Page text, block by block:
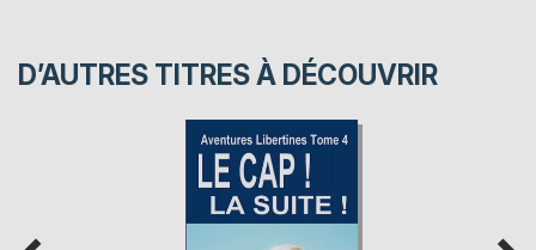
D’AUTRES TITRES À DÉCOUVRIR